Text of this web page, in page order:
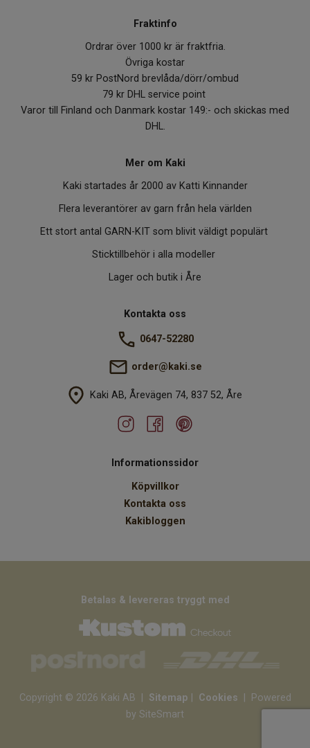
Fraktinfo
Ordrar över 1000 kr är fraktfria.
Övriga kostar
59 kr PostNord brevlåda/dörr/ombud
79 kr DHL service point
Varor till Finland och Danmark kostar 149:- och skickas med
DHL.
Mer om Kaki
Kaki startades år 2000 av Katti Kinnander
Flera leverantörer av garn från hela världen
Ett stort antal GARN-KIT som blivit väldigt populärt
Sticktillbehör i alla modeller
Lager och butik i Åre
Kontakta oss
0647-52280
order@kaki.se
Kaki AB, Årevägen 74, 837 52, Åre
Informationssidor
Köpvillkor
Kontakta oss
Kakibloggen
Betalas & levereras tryggt med
Copyright © 2026 Kaki AB Sitemap Cookies | Powered
by SiteSmart